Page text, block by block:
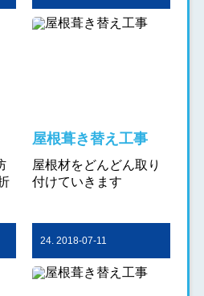
屋根葺き替え工事
屋根材をどんどん取り
付けていきます
24. 2018-07-11